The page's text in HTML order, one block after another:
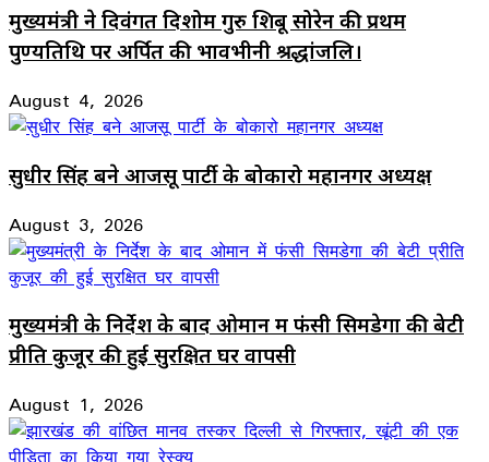
मुख्यमंत्री ने दिवंगत दिशोम गुरु शिबू सोरेन की प्रथम
पुण्यतिथि पर अर्पित की भावभीनी श्रद्धांजलि।
August 4, 2026
सुधीर सिंह बने आजसू पार्टी के बोकारो महानगर अध्यक्ष
August 3, 2026
मुख्यमंत्री के निर्देश के बाद ओमान में फंसी सिमडेगा की बेटी
प्रीति कुजूर की हुई सुरक्षित घर वापसी
August 1, 2026